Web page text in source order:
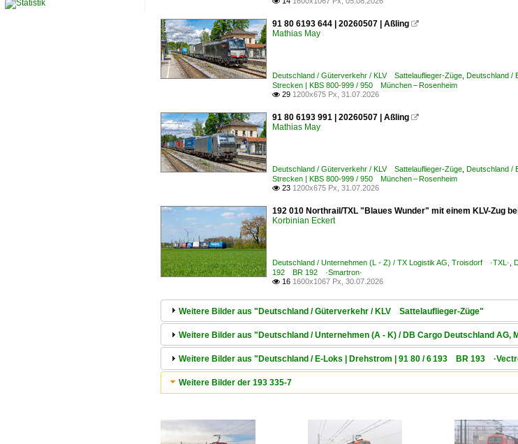
91 80 6193 644 | 20260507 | Aßling 
Mathias May
Deutschland / Güterverkehr / KLV Sattelauflieger-Züge Deutschland /
Strecken | KBS 800-999 / 950 München – Rosenheim
 29 1200x675 Px, 31.07.2026
91 80 6193 991 | 20260507 | Aßling 
Mathias May
Deutschland / Güterverkehr / KLV Sattelauflieger-Züge Deutschland /
Strecken | KBS 800-999 / 950 München – Rosenheim
 23 1200x675 Px, 31.07.2026
192 010 Northrail/TXL "Blaues Wunder" mit einem KLV-Zug
Korbinian Eckert
Deutschland / Unternehmen (L - Z) / TX Logistik AG, Troisdorf ·TXL·
192 BR 192 ·Smartron·
 16 1600x1067 Px, 30.07.2026
Weitere Bilder aus "Deutschland / Güterverkehr / KLV Sattelauflieger-Züge"
Weitere Bilder aus "Deutschland / Unternehmen (A - K) / DB Cargo Deutschland
Weitere Bilder aus "Deutschland / E-Loks | Drehstrom | 91 80 / 6 193 BR 193
Weitere Bilder der 193 335-7